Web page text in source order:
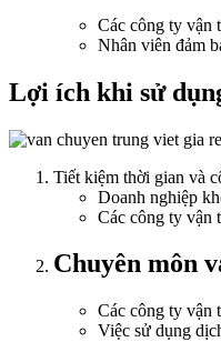
Các công ty vận
Nhân viên đảm
Lợi ích khi sử
Tiết kiệm thời gian và
Doanh nghiệp
Các công ty vận
Chuyên môn
Các công ty vận
Việc sử dụng